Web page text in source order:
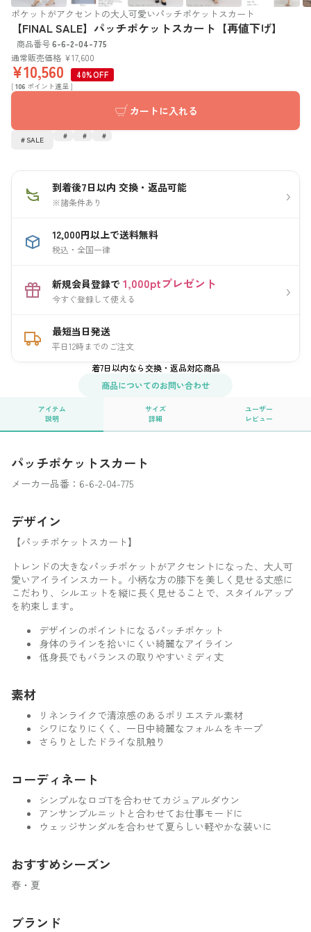
ポケットがアクセントの大人可愛いパッチポケットスカート
【FINAL SALE】パッチポケットスカート【再値下げ】
商品番号6-6-2-04-775
通常販売価格 ¥17,600
¥10,560 40%OFF
[ 106 ポイント進呈 ]
カートに入れる
SALE
到着後7日以内 交換・返品可能
※諸条件あり ›
12,000円以上で送料無料
税込・全国一律
新規会員登録で 1,000ptプレゼント
今すぐ登録して使える ›
最短当日発送
平日12時までのご注文
着7日以内なら交換・返品対応商品
商品についてのお問い合わせ
アイテム
説明
サイズ
詳細
ユーザー
レビュー
パッチポケットスカート
メーカー品番：6-6-2-04-775
デザイン
【パッチポケットスカート】
トレンドの大きなパッチポケットがアクセントになった、大人可
愛いアイラインスカート。小柄な方の膝下を美しく見せる丈感に
こだわり、シルエットを縦に長く見せることで、スタイルアップ
を約束します。
デザインのポイントになるパッチポケット
身体のラインを拾いにくい綺麗なアイライン
低身長でもバランスの取りやすいミディ丈
素材
リネンライクで清涼感のあるポリエステル素材
シワになりにくく、一日中綺麗なフォルムをキープ
さらりとしたドライな肌触り
コーディネート
シンプルなロゴTを合わせてカジュアルダウン
アンサンブルニットと合わせてお仕事モードに
ウェッジサンダルを合わせて夏らしい軽やかな装いに
おすすめシーズン
春・夏
ブランド